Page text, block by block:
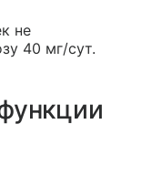
не
40 мг/сут.